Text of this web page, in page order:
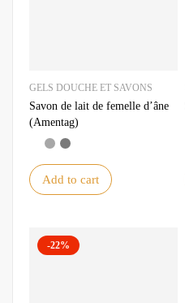
GELS DOUCHE ET SAVONS
Savon de lait de femelle d’âne
(Amentag)
Add to cart
-22%